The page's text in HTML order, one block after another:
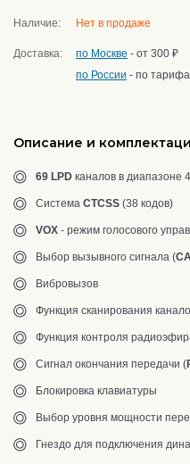
Наличие: Нет в продаже
Доставка: по Москве - от 300 ₽
по России - по
Описание и
69 LPD каналов в диапазоне
Система CTCSS (38 кодов)
VOX - режим голосового
Выбор вызывного сигнала (
Вибровызов
Функция сканирования
Функция контроля
Сигнал окончания передачи (
Блокировка клавиатуры
Выбор уровня мощности
Гнездо для подключения